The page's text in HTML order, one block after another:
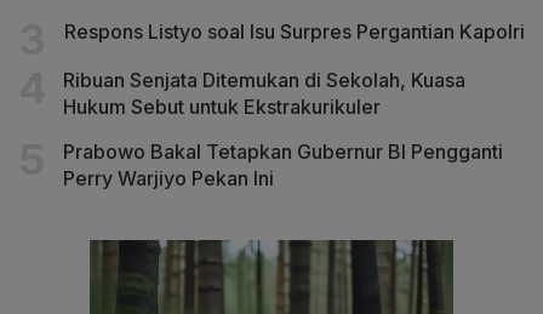
Respons Listyo soal Isu Surpres Pergantian Kapolri
Ribuan Senjata Ditemukan di Sekolah, Kuasa
Hukum Sebut untuk Ekstrakurikuler
Prabowo Bakal Tetapkan Gubernur BI Pengganti
Perry Warjiyo Pekan Ini